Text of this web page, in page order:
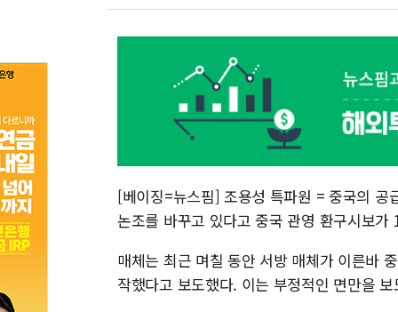
[베이징=뉴스핌] 조용성 특파원 = 중국의 공
논조를 바꾸고 있다고 중국 관영 환구시보가
매체는 최근 며칠 동안 서방 매체가 이른바
작했다고 보도했다. 이는 부정적인 면만을